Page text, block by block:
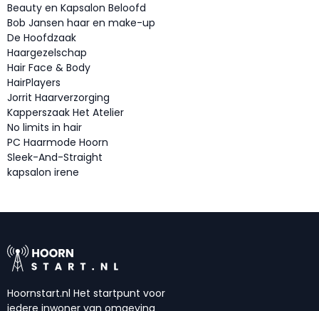
Beauty en Kapsalon Beloofd
Bob Jansen haar en make-up
De Hoofdzaak
Haargezelschap
Hair Face & Body
HairPlayers
Jorrit Haarverzorging
Kapperszaak Het Atelier
No limits in hair
PC Haarmode Hoorn
Sleek-And-Straight
kapsalon irene
Hoornstart.nl Het startpunt voor
iedere inwoner van omgeving